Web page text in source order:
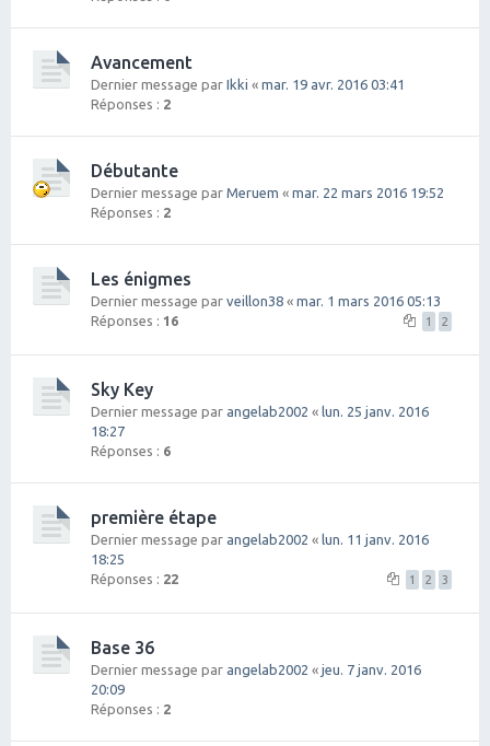
Avancement
Dernier message par Ikki « mar. 19 avr. 2016 03:41
Réponses : 2
Débutante
Dernier message par Meruem « mar. 22 mars 2016 19:52
Réponses : 2
Les énigmes
Dernier message par veillon38 « mar. 1 mars 2016 05:13
Réponses : 16 1 2
Sky Key
Dernier message par angelab2002 « lun. 25 janv. 2016
18:27
Réponses : 6
première étape
Dernier message par angelab2002 « lun. 11 janv. 2016
18:25
Réponses : 22 1 2 3
Base 36
Dernier message par angelab2002 « jeu. 7 janv. 2016
20:09
Réponses : 2